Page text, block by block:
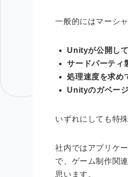
一般的にはマーシ
Unityが公開し
サードパーティ
処理速度を求め
Unityのガベー
いずれにしても特
社内ではアプリケ
で、ゲーム制作関
思います。